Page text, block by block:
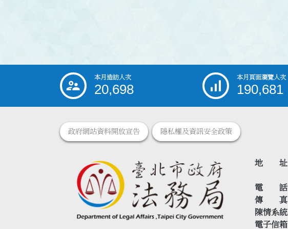
::: 本月造訪人次
20,698
本月頁面瀏覽人次
190,681
政府網站資料開放宣告 隱私權及資訊安全政策
地 址
電 話
傳 真
陳情系統
電子信箱